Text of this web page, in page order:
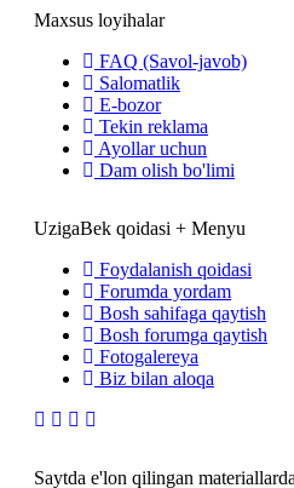
Maxsus loyihalar
FAQ (Savol-javob)
Salomatlik
E-bozor
Tekin reklama
Ayollar uchun
Dam olish bo'limi
UzigaBek qoidasi + Menyu
Foydalanish qoidasi
Forumda yordam
Bosh sahifaga qaytish
Bosh forumga qaytish
Fotogalereya
Biz bilan aloqa
Saytda e'lon qilingan